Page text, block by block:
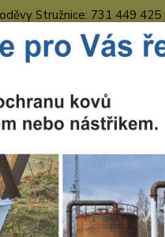
Stružnice: 731 449 425
731 449 423
8.00 hod. - 16.00 hod.
Pracovní kalhoty s
CXS